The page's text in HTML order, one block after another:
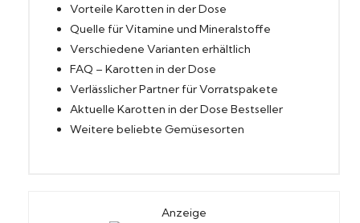
Vorteile Karotten in der Dose
Quelle für Vitamine und Mineralstoffe
Verschiedene Varianten erhältlich
FAQ – Karotten in der Dose
Verlässlicher Partner für Vorratspakete
Aktuelle Karotten in der Dose Bestseller
Weitere beliebte Gemüsesorten
Anzeige